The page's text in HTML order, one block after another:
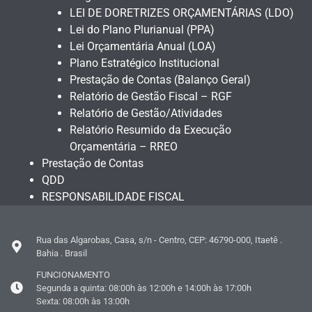
LEI DE DORETRIZES ORÇAMENTÁRIAS (LDO)
Lei do Plano Plurianual (PPA)
Lei Orçamentária Anual (LOA)
Plano Estratégico Institucional
Prestação de Contas (Balanço Geral)
Relatório de Gestão Fiscal – RGF
Relatório de Gestão/Atividades
Relatório Resumido da Execução
Orçamentária – RREO
Prestação de Contas
QDD
RESPONSABILIDADE FISCAL
Rua das Algarobas, Casa, s/n - Centro, CEP: 46790-000, Itaetê .
Bahia . Brasil
FUNCIONAMENTO
Segunda a quinta: 08:00h às 12:00h e 14:00h às 17:00h
Sexta: 08:00h às 13:00h